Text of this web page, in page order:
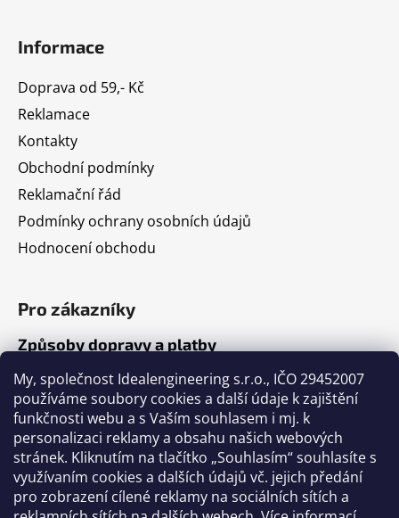
My, společnost Idealengineering s.r.o., IČO 29452007
používáme soubory cookies a další údaje k zajištění
funkčnosti webu a s Vaším souhlasem i mj. k
personalizaci reklamy a obsahu našich webových
stránek. Kliknutím na tlačítko „Souhlasím“ souhlasíte s
využívaním cookies a dalších údajů vč. jejich předání
pro zobrazení cílené reklamy na sociálních sítích a
Informace
Doprava od 59,- Kč
Reklamace
Kontakty
Obchodní podmínky
Reklamační řád
Podmínky ochrany osobních údajů
Hodnocení obchodu
Pro zákazníky
Způsoby dopravy a platby
Jak nakupovat
Články
Výběr volejbalového míče
Výběr fotbalového míče